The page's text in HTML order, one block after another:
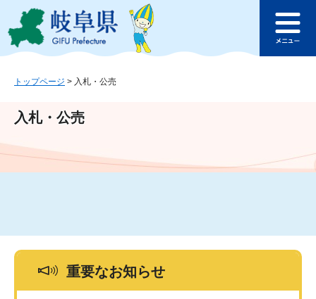
ジ
ュ
文
このページの本文へ
ュ
トップページ > 入札・公売
入札・公売
重要なお知らせ